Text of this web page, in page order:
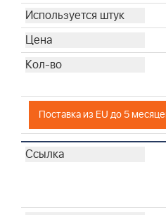
Поставка из EU до 5